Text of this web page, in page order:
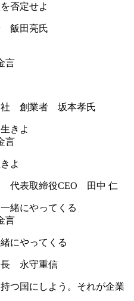
否定せよ
飯田亮氏
言
社 創業者 坂本孝氏
言
よ
代表取締役CEO 田中 仁
言
にやってくる
長 永守重信